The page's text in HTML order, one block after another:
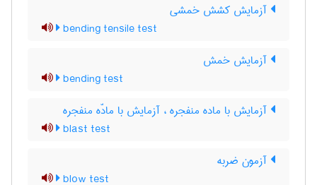
آزمایش کشش خمشی
bending tensile test
آزمایش خمش
bending test
آزمایش با ماده منفجره ، آزمایش با مادّه منفجره
blast test
آزمون ضربه
blow test